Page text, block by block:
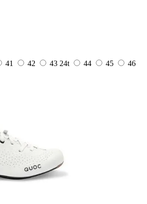
41 42 43 24t 44 45
46